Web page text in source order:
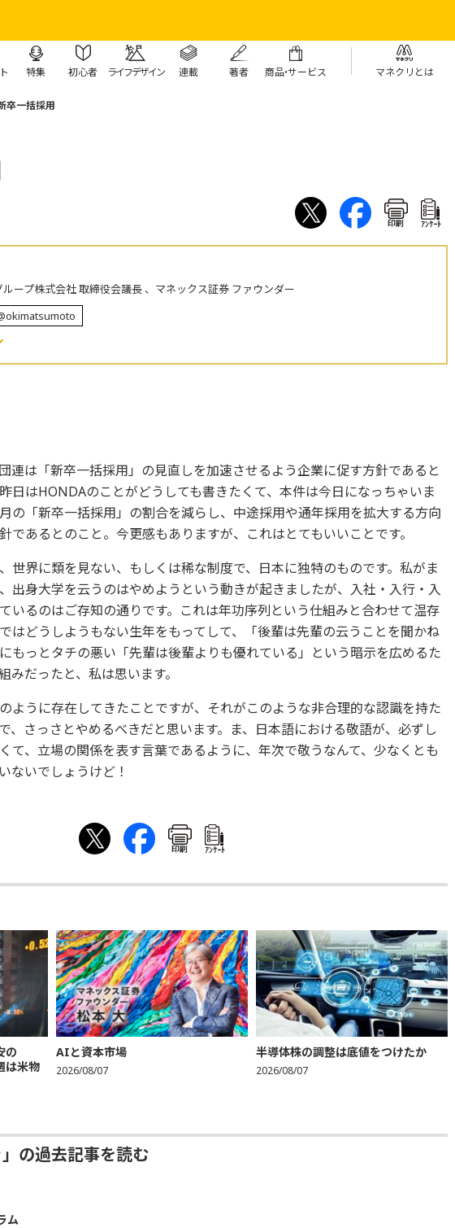
特集 初心者 ライフデザイン 連載 著者 商品・サービス マネクリとは
卒一括採用
印刷 ｱﾝｹｰﾄ
ープ株式会社 取締役会議長 、マネックス証券 ファウンダー
連は「新卒一括採用」の見直しを加速させるよう企業に促す方針であると
日はHONDAのことがどうしても書きたくて、本件は今日になっちゃいま
の「新卒一括採用」の割合を減らし、中途採用や通年採用を拡大する方向
であるとのこと。今更感もありますが、これはとてもいいことです。
世界に類を見ない、もしくは稀な制度で、日本に独特のものです。私がま
出身大学を云うのはやめようという動きが起きましたが、入社・入行・入
いるのはご存知の通りです。これは年功序列という仕組みと合わせて温存
はどうしようもない生年をもってして、「後輩は先輩の云うことを聞かね
もっとタチの悪い「先輩は後輩よりも優れている」という暗示を広めるた
みだったと、私は思います。
ように存在してきたことですが、それがこのような非合理的な認識を持た
、さっさとやめるべきだと思います。ま、日本語における敬語が、必ずし
て、立場の関係を表す言葉であるように、年次で敬うなんて、少なくとも
ないでしょうけど！
印刷 ｱﾝｹｰﾄ
の
は米物
AIと資本市場
2026/08/07
半導体株の調整は底値をつけたか
2026/08/07
」の過去記事を読む
ム